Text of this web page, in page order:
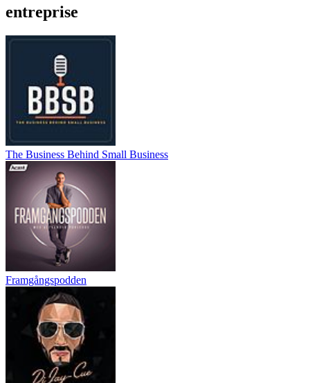
entreprise
The Business Behind Small Business
Framgångspodden